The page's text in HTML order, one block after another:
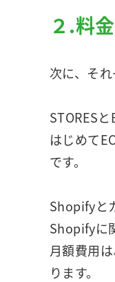
２.料
次に、そ
STORES
はじめて
です。
Shopifyと
Shopifyに
月額費用
ります。